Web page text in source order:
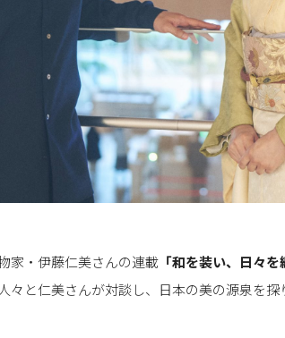
家・伊藤仁美さんの連載 「和を装い、日々を
々と仁美さんが対談し、日本の美の源泉を探